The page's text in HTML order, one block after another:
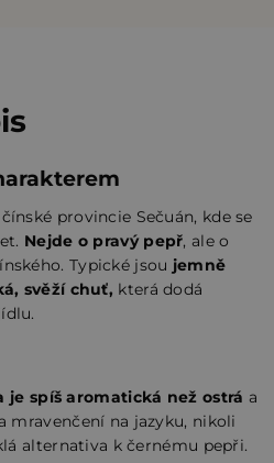
provincie Sečuán, kde se
Nejde o pravý pepř, ale o
Typické jsou jemně
svěží chuť, která dodá
je spíš aromatická než ostrá a
mravenčení na jazyku, nikoli
alternativa k černému pepři.